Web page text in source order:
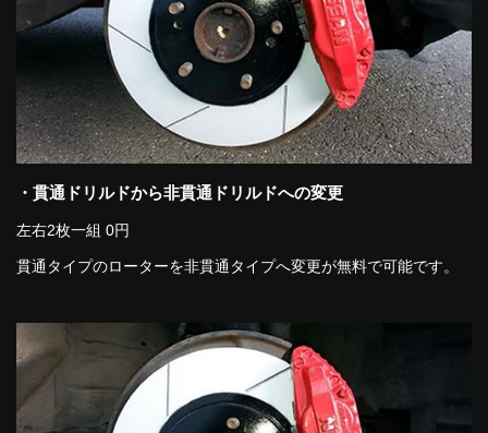
・貫通ドリルドから非貫通ドリルドへの変更
左右2枚一組 0円
貫通タイプのローターを非貫通タイプへ変更が無料で可能です。